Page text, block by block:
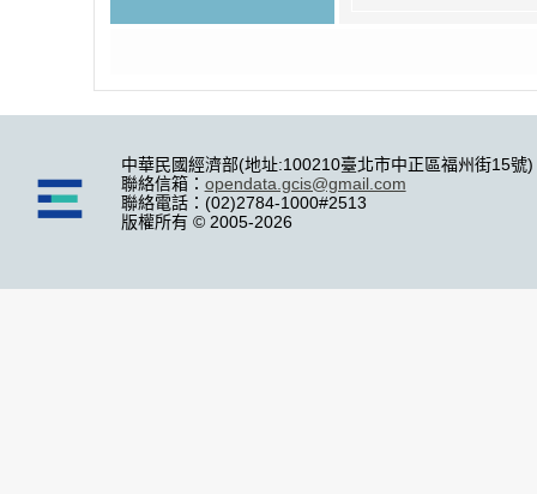
中華民國經濟部(地址:100210臺北市中正區福州街15號)
聯絡信箱： opendata.gcis@gmail.com
聯絡電話：(02)2784-1000#2513
版權所有 © 2005-2026